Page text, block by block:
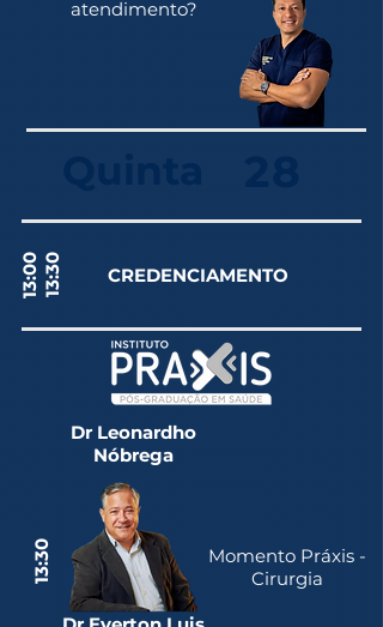
atendimento?
13:0013:30 CREDENCIAMENTO
Dr Leonardho
Nóbrega
Momento Práxis -
Cirurgia
13:30